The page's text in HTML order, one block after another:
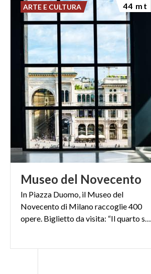
Museo del Novecento
In Piazza Duomo, il Museo del
Novecento di Milano raccoglie 400
opere. Biglietto da visita: “Il quarto stato” di Pellizza da Volpedo
ARTE E CULTURA 44 mt